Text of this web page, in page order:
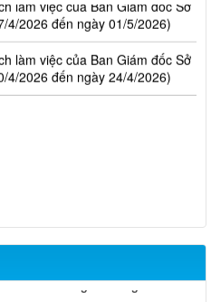
4/2026 đến ngày 01/5/2026)
làm việc của Ban Giám đốc Sở
4/2026 đến ngày 24/4/2026)
chức hành nghề đấu giá tài sản
chức hành nghề đấu giá tài sản